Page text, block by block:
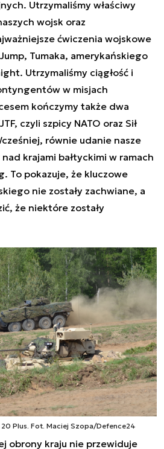
Utrzymaliśmy właściwy
wojsk oraz
ćwiczenia wojskowe
Tumaka, amerykańskiego
Utrzymaliśmy ciągłość i
w misjach
kończymy także dwa
czyli szpicy NATO oraz Sił
równie udanie nasze
krajami bałtyckimi w ramach
To pokazuje, że kluczowe
nie zostały zachwiane, a
że niektóre zostały
Plus. Fot. Maciej Szopa/Defence24
obrony kraju nie przewiduje